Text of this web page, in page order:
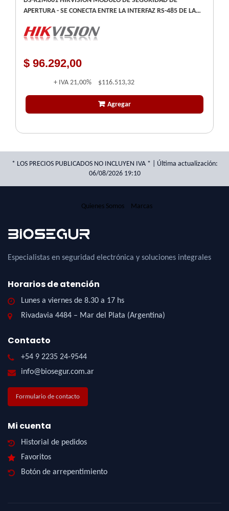
APERTURA - SE CONECTA ENTRE LA INTERFAZ RS-485 DE LA
$ 96.292,00
+ IVA 21,00% $116.513,32
Agregar
* LOS PRECIOS PUBLICADOS NO INCLUYEN IVA * | Última actualización:
06/08/2026 19:10
Quienes Somos Marcas
Especialistas en seguridad electrónica y soluciones integrales
Horarios de atención
Lunes a viernes de 8.30 a 17 hs
Rivadavia 4484 – Mar del Plata (Argentina)
Contacto
+54 9 2235 24-9544
info@biosegur.com.ar
Formulario de contacto
Mi cuenta
Historial de pedidos
Favoritos
Botón de arrepentimiento